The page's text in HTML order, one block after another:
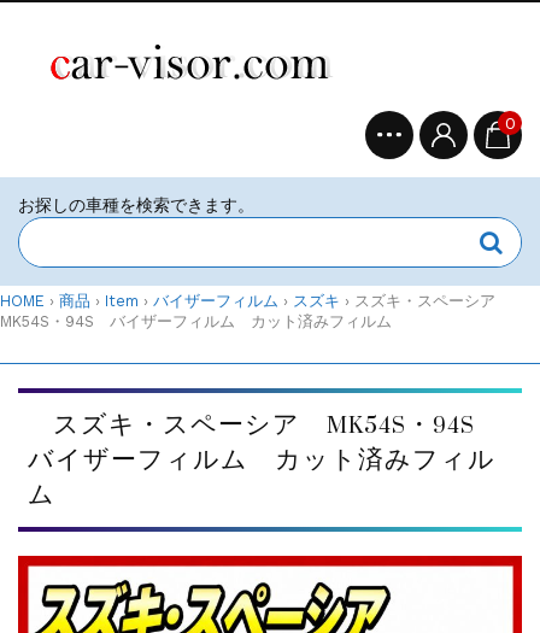
0
HOME › 商品 › Item › バイザーフィルム › スズキ › スズキ・スペーシア
MK54S・94S バイザーフィルム カット済みフィルム
スズキ・スペーシア MK54S・94S
バイザーフィルム カット済みフィル
ム